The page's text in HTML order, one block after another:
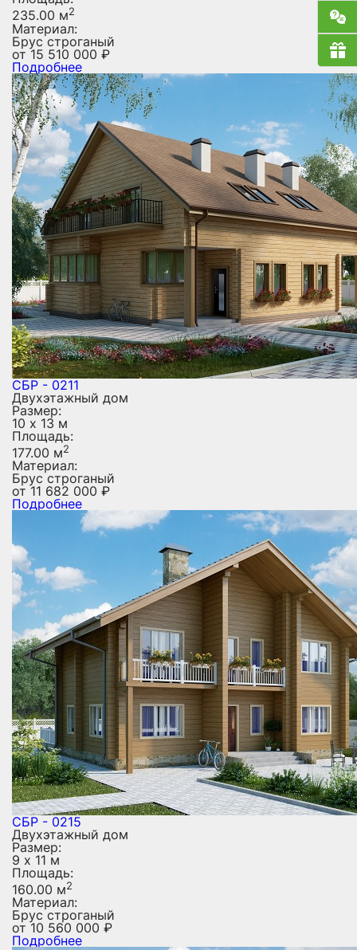
235.00 м2
Материал:
Брус строганый
от15 510 000 ₽
Подробнее
СБР - 0211
Двухэтажный дом
Размер:
10 х 13 м
Площадь:
177.00 м2
Материал:
Брус строганый
от11 682 000 ₽
Подробнее
СБР - 0215
Двухэтажный дом
Размер:
9 х 11 м
Площадь:
160.00 м2
Материал:
Брус строганый
от10 560 000 ₽
Подробнее